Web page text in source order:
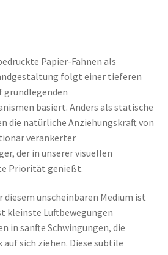
Papier-Fahnen als
folgt einer tieferen
grundlegenden
basiert. Anders als statische
die natürliche Anziehungskraft von
verankerter
der in unserer visuellen
Priorität genießt.
unscheinbaren Medium ist
kleinste Luftbewegungen
in sanfte Schwingungen, die
sich ziehen. Diese subtile